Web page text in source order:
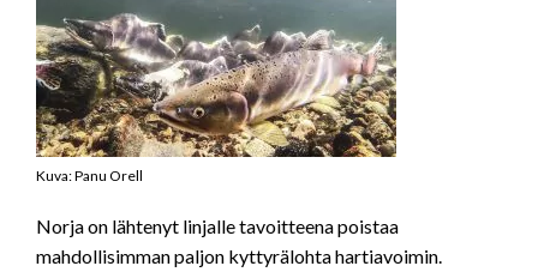
Kuva: Panu Orell
Norja on lähtenyt linjalle tavoitteena poistaa
mahdollisimman paljon kyttyrälohta hartiavoimin.